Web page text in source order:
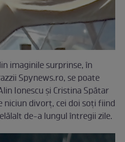
imaginile surprinse, în
Spynews.ro, se poate
Ionescu și Cristina Spătar
niciun divorț, cei doi soți fiind
de-a lungul întregii zile.